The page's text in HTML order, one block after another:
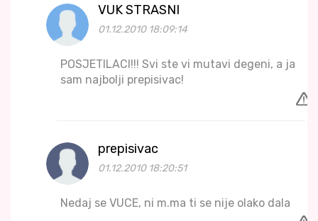
VUK STRASNI
01.12.2010 18:09:14
POSJETILACI!!! Svi ste vi mutavi degeni, a ja
sam najbolji prepisivac!
prepisivac
01.12.2010 18:20:51
Nedaj se VUCE, ni m.ma ti se nije olako dala